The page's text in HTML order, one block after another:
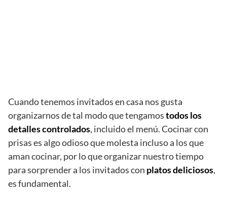
Cuando tenemos invitados en casa nos gusta
organizarnos de tal modo que tengamostodos los
detalles controlados, incluido el menú. Cocinar con
prisas es algo odioso que molesta incluso a los que
aman cocinar, por lo que organizar nuestro tiempo
para sorprender a los invitados con platos deliciosos,
es fundamental.